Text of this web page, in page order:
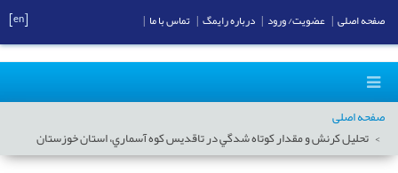
صفحه اصلی
تحلیل کرنش و مقدار كوتاه شدگي در تاقديس كوه آسماري، استان خوزستان
صفحه اصلی عضویت/ ورود درباره رایمگ تماس با ما